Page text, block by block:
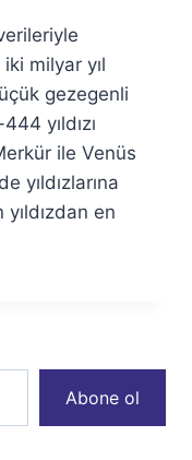
milyar yıl
gezegenli
yıldızı
ile Venüs
yıldızlarına
en
Abone ol